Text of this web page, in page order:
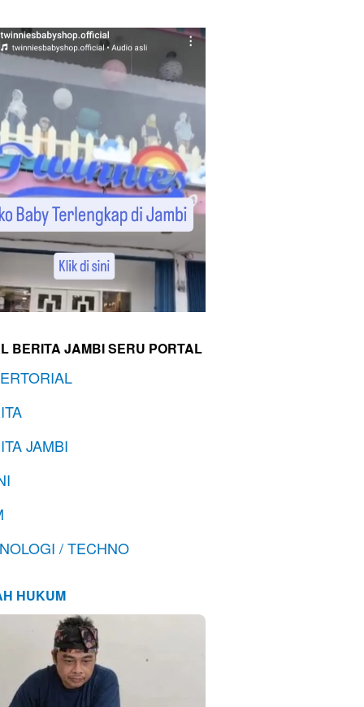
BERITA JAMBI SERU PORTAL
JAMBI
/ TECHNO
HUKUM